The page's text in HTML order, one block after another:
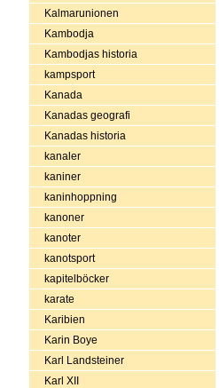
Kalmarunionen
Kambodja
Kambodjas historia
kampsport
Kanada
Kanadas geografi
Kanadas historia
kanaler
kaniner
kaninhoppning
kanoner
kanoter
kanotsport
kapitelböcker
karate
Karibien
Karin Boye
Karl Landsteiner
Karl XII